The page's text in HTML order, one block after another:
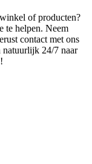
of producten?
te helpen. Neem
contact met ons
natuurlijk 24/7 naar